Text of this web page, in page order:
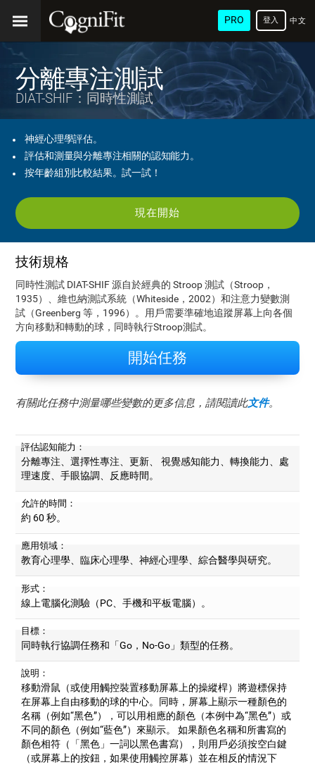
PRO 中文
體)
登入
分離專注測試
DIAT-SHIF：同時性測試
神經心理學評估。
評估和測量與分離專注相關的認知能力。
按年齡組別比較結果。試一試！
現在開始
技術規格
同時性測試 DIAT-SHIF 源自於經典的 Stroop 測試（Stroop，
1935）、維也納測試系統（Whiteside，2002）和注意力變數測
試（Greenberg 等，1996）。用戶需要準確地追蹤屏幕上向各個
方向移動和轉動的球，同時執行Stroop測試。
開始任務
有關此任務中測量哪些變數的更多信息，請閱讀此文件。
評估認知能力：
分離專注、選擇性專注、更新、 視覺感知能力、轉換能力、處
理速度、手眼協調、反應時間。
允許的時間：
約 60 秒。
應用領域：
教育心理學、臨床心理學、神經心理學、綜合醫學與研究。
形式：
線上電腦化測驗（PC、手機和平板電腦）。
目標：
同時執行協調任務和「Go，No-Go」類型的任務。
說明：
移動滑鼠（或使用觸控裝置移動屏幕上的操縱桿）將遊標保持
在屏幕上自由移動的球的中心。同時，屏幕上顯示一種顏色的
名稱（例如“黑色”），可以用相應的顏色（本例中為“黑色”）或
不同的顏色（例如“藍色”）來顯示。 如果顏色名稱和所書寫的
顏色相符（「黑色」一詞以黑色書寫），則用戶必須按空白鍵
（或屏幕上的按鈕，如果使用觸控屏幕）並在相反的情況下